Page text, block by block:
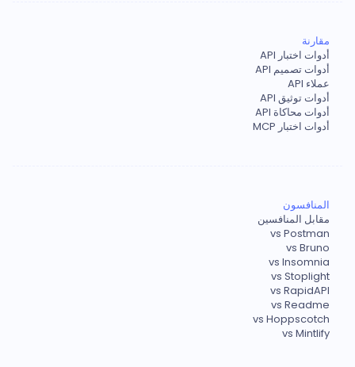
مقارنة
أدوات اختبار API
أدوات تصميم API
عملاء API
أدوات توثيق API
أدوات محاكاة API
أدوات اختبار MCP
المنافسون
مقابل المنافسين
vs Postman
vs Bruno
vs Insomnia
vs Stoplight
vs RapidAPI
vs Readme
vs Hoppscotch
vs Mintlify